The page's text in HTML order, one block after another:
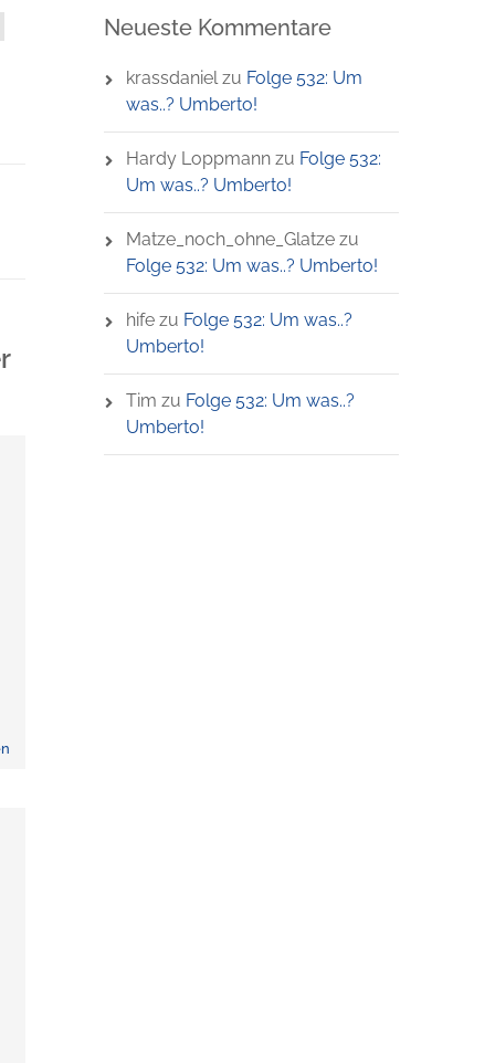
Neueste Kommentare
krassdanielzu Folge 532: Um
was..? Umberto!
Hardy Loppmannzu Folge 532:
Um was..? Umberto!
Matze_noch_ohne_Glatzezu
Folge 532: Um was..? Umberto!
hifezu Folge 532: Um was..?
Umberto!
Tim zu Folge 532: Um was..?
Umberto!